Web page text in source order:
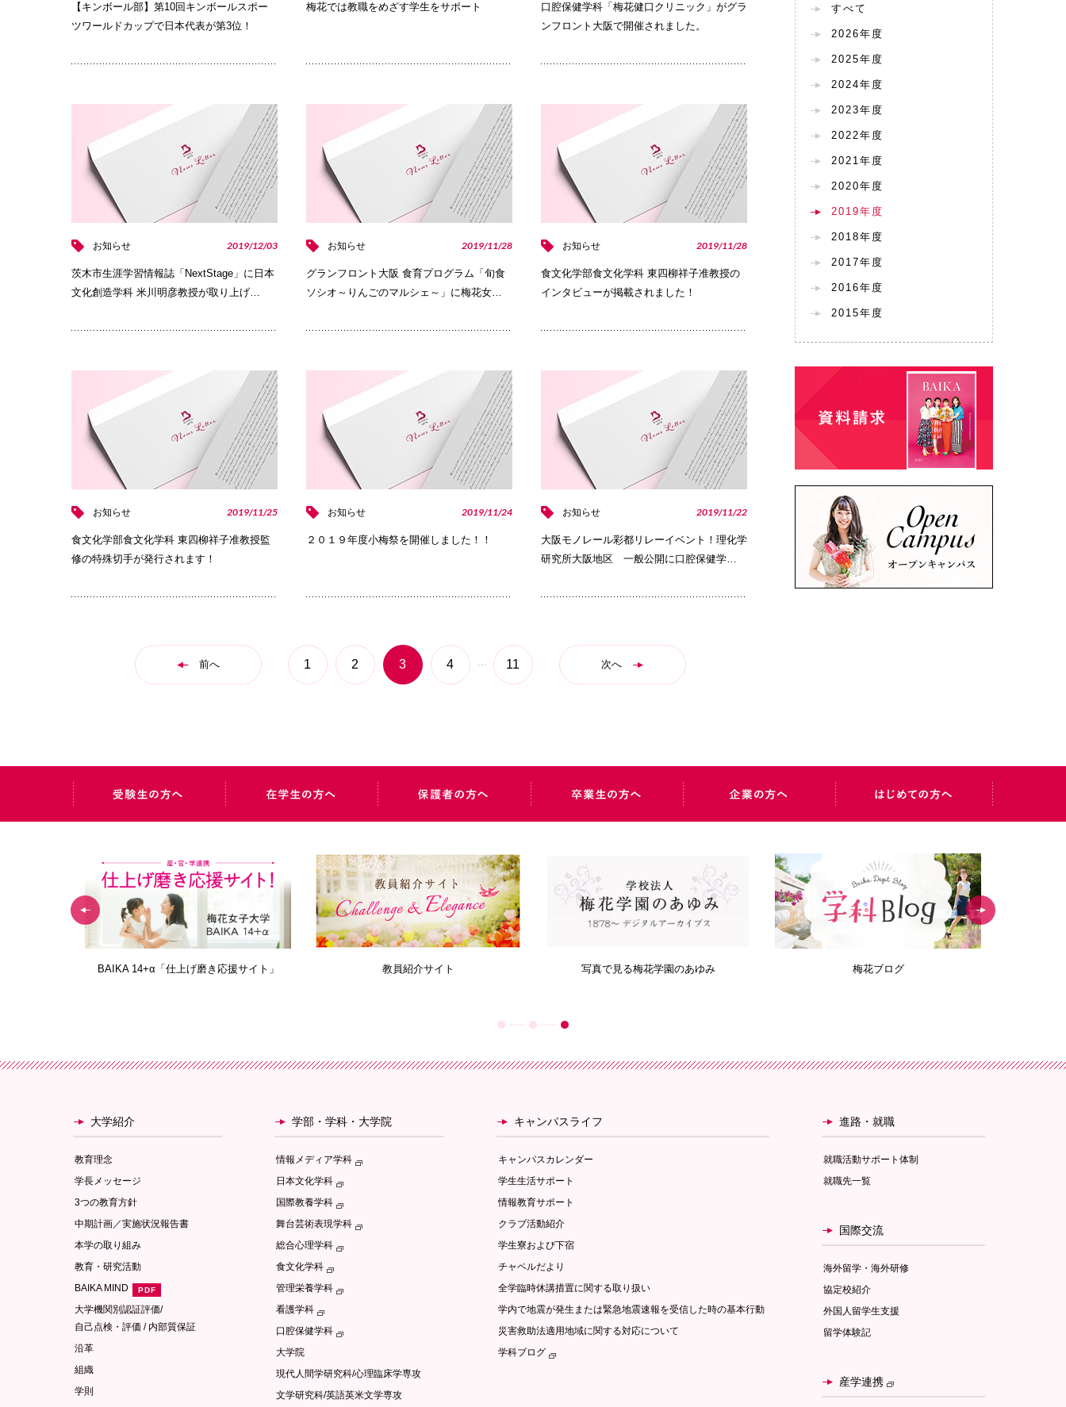
【キンボール部】第10回キンボールスポー
ツワールドカップで日本代表が第3位！
梅花では教職をめざす学生をサポート
口腔保健学科「梅花健口クリニック」がグラ
ンフロント大阪で開催されました。
お知らせ 2019/12/03
茨木市生涯学習情報誌「NextStage」に日本
文化創造学科 米川明彦教授が取り上げ…
お知らせ 2019/11/28
グランフロント大阪 食育プログラム「旬食
ソシオ～りんごのマルシェ～」に梅花女…
お知らせ 2019/11/28
食文化学部食文化学科 東四柳祥子准教授の
インタビューが掲載されました！
お知らせ 2019/11/25
食文化学部食文化学科 東四柳祥子准教授監
修の特殊切手が発行されます！
お知らせ 2019/11/24
２０１９年度小梅祭を開催しました！！
お知らせ 2019/11/22
大阪モノレール彩都リレーイベント！理化学
研究所大阪地区 一般公開に口腔保健学…
前へ 1 2 3 4 11 次へ
すべて
2026年度
2025年度
2024年度
2023年度
2022年度
2021年度
2020年度
2019年度
2018年度
2017年度
2016年度
2015年度
BAIKA 14+α「仕上げ磨き応援サイト」 教員紹介サイト 写真で見る梅花学園のあゆみ 梅花ブログ
大学紹介
教育理念
学長メッセージ
3つの教育方針
中期計画／実施状況報告書
本学の取り組み
教育・研究活動
BAIKA MIND
大学機関別認証評価/
自己点検・評価 / 内部質保証
沿革
組織
学則
学部・学科・大学院
情報メディア学科
日本文化学科
国際教養学科
舞台芸術表現学科
総合心理学科
食文化学科
管理栄養学科
看護学科
口腔保健学科
大学院
現代人間学研究科/心理臨床学専攻
文学研究科/英語英米文学専攻
キャンパスライフ
キャンパスカレンダー
学生生活サポート
情報教育サポート
クラブ活動紹介
学生寮および下宿
チャペルだより
全学臨時休講措置に関する取り扱い
学内で地震が発生または緊急地震速報を受信した時の基本行動
災害救助法適用地域に関する対応について
学科ブログ
進路・就職
就職活動サポート体制
就職先一覧
国際交流
海外留学・海外研修
協定校紹介
外国人留学生支援
留学体験記
産学連携